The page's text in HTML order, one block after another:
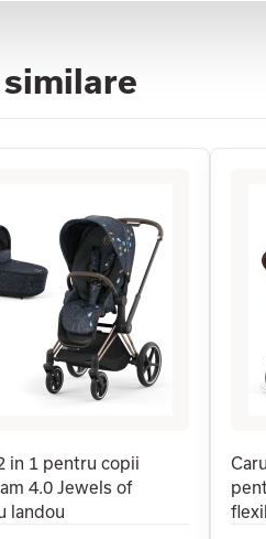
in 1 pentru copii
4.0 Jewels of
landou